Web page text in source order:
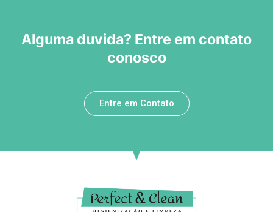
Alguma duvida? Entre em contato
conosco
Entre em Contato